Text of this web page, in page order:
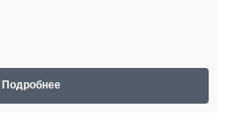
Подробнее